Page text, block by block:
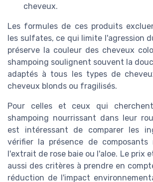
cheveux.
Les formules de ces produits
les sulfates, ce qui limite l'agression
préserve la couleur des cheveux
shampoing soulignent souvent la
adaptés à tous les types de
cheveux blonds ou fragilisés.
Pour celles et ceux qui
shampoing nourrissant dans leur
est intéressant de comparer les
vérifier la présence de composants
l'extrait de rose baie ou l'aloe. Le prix
aussi des critères à prendre en
réduction de l'impact